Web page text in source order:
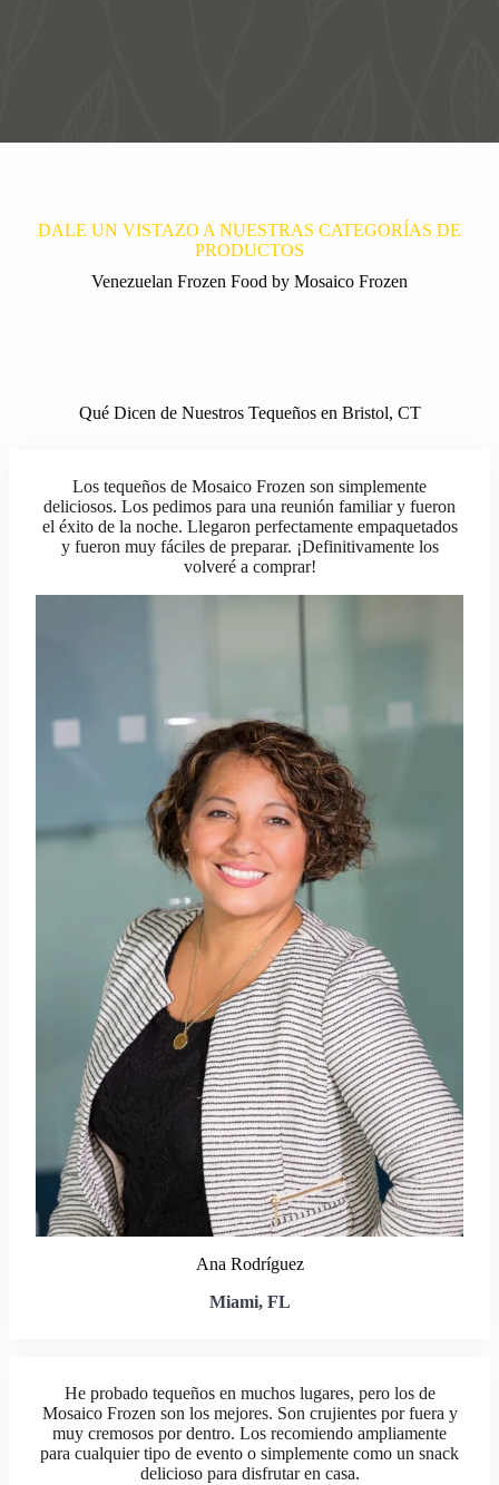
DALE UN VISTAZO A NUESTRAS CATEGORÍAS DE
PRODUCTOS
Venezuelan Frozen Food by Mosaico Frozen
Qué Dicen de Nuestros Tequeños en Bristol, CT
Los tequeños de Mosaico Frozen son simplemente
deliciosos. Los pedimos para una reunión familiar y fueron
el éxito de la noche. Llegaron perfectamente empaquetados
y fueron muy fáciles de preparar. ¡Definitivamente los
volveré a comprar!
Ana Rodríguez
Miami, FL
He probado tequeños en muchos lugares, pero los de
Mosaico Frozen son los mejores. Son crujientes por fuera y
muy cremosos por dentro. Los recomiendo ampliamente
para cualquier tipo de evento o simplemente como un snack
delicioso para disfrutar en casa.